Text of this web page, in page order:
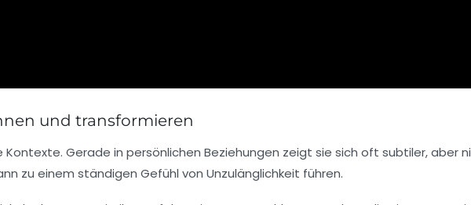
und transformieren
Gerade in persönlichen Beziehungen zeigt sie sich oft subtiler, aber
zu einem ständigen Gefühl von Unzulänglichkeit führen.